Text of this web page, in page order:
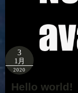
3
1月
2020
Hello world!